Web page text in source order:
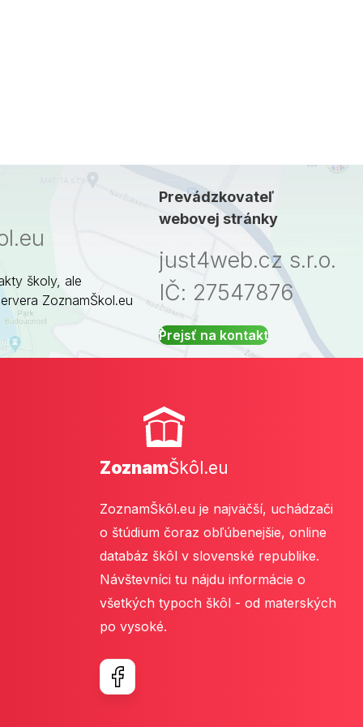
školy, ale
ZoznamŠkol.eu
Prevádzkovateľ
webovej stránky
just4web.cz s.r.o.
IČ: 27547876
Prejsť na kontakt
ZoznamŠkôl.eu
ZoznamŠkôl.eu je najväčší, uchádzači
o štúdium čoraz obľúbenejšie, online
databáz škôl v slovenské republike.
Návštevníci tu nájdu informácie o
všetkých typoch škôl - od materských
po vysoké.